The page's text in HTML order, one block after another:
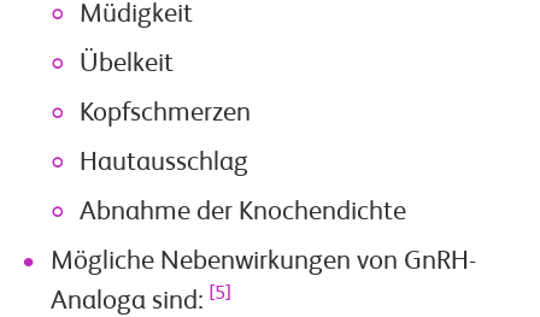
Müdigkeit
Übelkeit
Kopfschmerzen
Hautausschlag
Abnahme der Knochendichte
Mögliche Nebenwirkungen von GnRH-
Analoga sind:
[5]